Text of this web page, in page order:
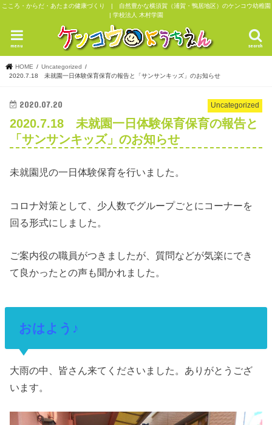
こころ・からだ・あたまの健康づくり | 自然豊かな横須賀（浦賀・鴨居地区）のケンコウ幼稚園
| 学校法人 木村学園
search
menu
HOME
Uncategorized
2020.7.18 未就園一日体験保育保育の報告と「サンサンキッズ」のお知らせ
Uncategorized
2020.07.20
2020.7.18 未就園一日体験保育保育の報告と
「サンサンキッズ」のお知らせ
未就園児の一日体験保育を行いました。
コロナ対策として、少人数でグループごとにコーナーを
回る形式にしました。
ご案内役の職員がつきましたが、質問などが気楽にでき
て良かったとの声も聞かれました。
おはよう♪
大雨の中、皆さん来てくださいました。ありがとうござ
います。